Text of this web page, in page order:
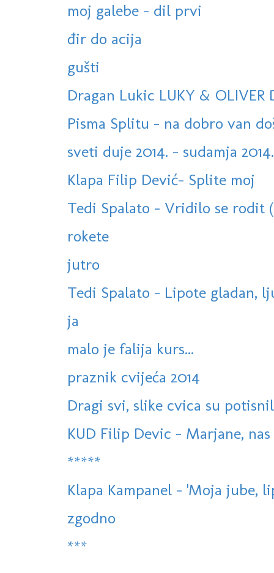
moj galebe - dil prvi
đir do acija
gušti
Dragan Lukic LUKY & OLIVER
Pisma Splitu - na dobro van
sveti duje 2014. - sudamja 2014.
Klapa Filip Dević- Splite moj
Tedi Spalato - Vridilo se rodit
rokete
jutro
Tedi Spalato - Lipote gladan,
ja
malo je falija kurs...
praznik cvijeća 2014
Dragi svi, slike cvica su
KUD Filip Devic - Marjane,
*****
Klapa Kampanel - 'Moja jube,
zgodno
***